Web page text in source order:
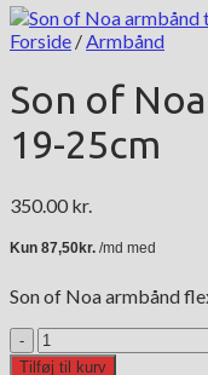
Forside /Armbånd
Son of
19-25cm
350.00 kr.
Son of Noa armbånd
Son
of
Tilføj til kurv